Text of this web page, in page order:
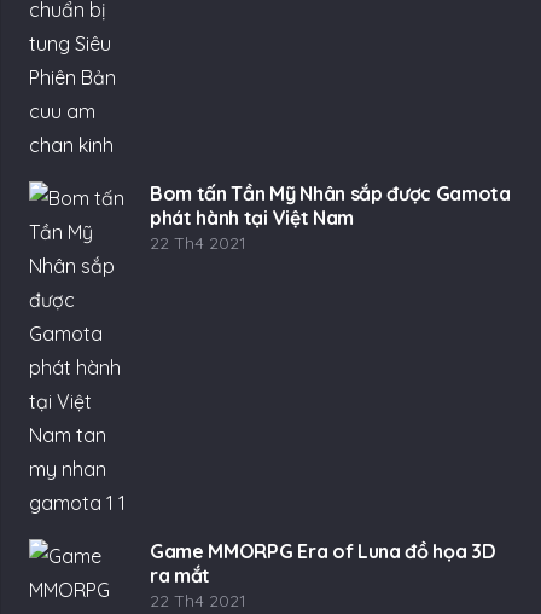
Bom tấn Tần Mỹ Nhân sắp được Gamota
phát hành tại Việt Nam
22 Th4 2021
Game MMORPG Era of Luna đồ họa 3D
ra mắt
22 Th4 2021